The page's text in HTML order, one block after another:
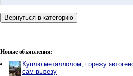
Новые объявления:
Куплю металлолом, порежу
сам вывезу